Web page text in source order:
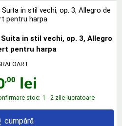
in stil vechi, op. 3, Allegro
pentru harpa
,00 lei
stoc: 1 - 2 zile lucratoare
cumpără